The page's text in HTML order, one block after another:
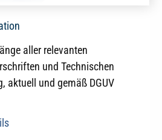
aller relevanten
und Technischen
aktuell und gemäß DGUV